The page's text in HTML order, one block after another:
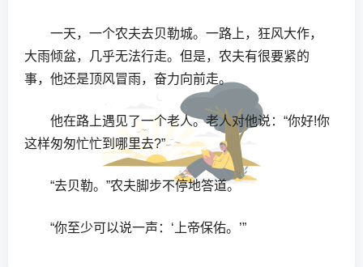
一天，一个农夫去贝勒城。一路上，狂风大作，
大雨倾盆，几乎无法行走。但是，农夫有很要紧的
事，他还是顶风冒雨，奋力向前走。
他在路上遇见了一个老人。老人对他说：“你好!你
这样匆匆忙忙到哪里去?”
“去贝勒。”农夫脚步不停地答道。
“你至少可以说一声：‘上帝保佑。’”